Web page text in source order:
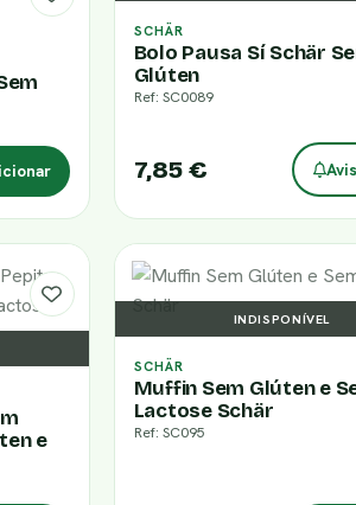
SCHÄR
Bolo Pausa Sí Schär
Glúten
Ref: SC0089
7,85 €
e
INDISPONÍVEL
SCHÄR
Muffin Sem Glúten e
Lactose Schär
Ref: SC095